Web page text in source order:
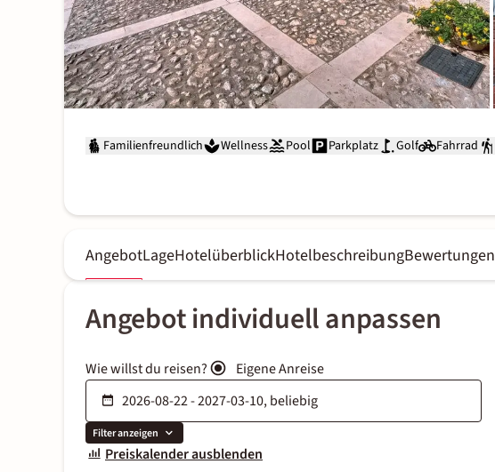
Familienfreundlich Wellness Pool Parkplatz Golf Fahrrad
AngebotLageHotelüberblickHotelbeschreibungBewertungen
Angebot individuell anpassen
Wie willst du reisen? Eigene Anreise
Filter anzeigen
Preiskalender ausblenden